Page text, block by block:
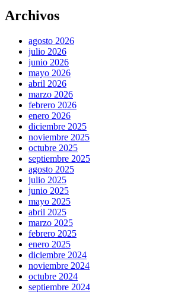
Archivos
agosto 2026
julio 2026
junio 2026
mayo 2026
abril 2026
marzo 2026
febrero 2026
enero 2026
diciembre 2025
noviembre 2025
octubre 2025
septiembre 2025
agosto 2025
julio 2025
junio 2025
mayo 2025
abril 2025
marzo 2025
febrero 2025
enero 2025
diciembre 2024
noviembre 2024
octubre 2024
septiembre 2024